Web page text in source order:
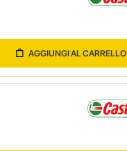
AGGIUNGI AL CARRELLO